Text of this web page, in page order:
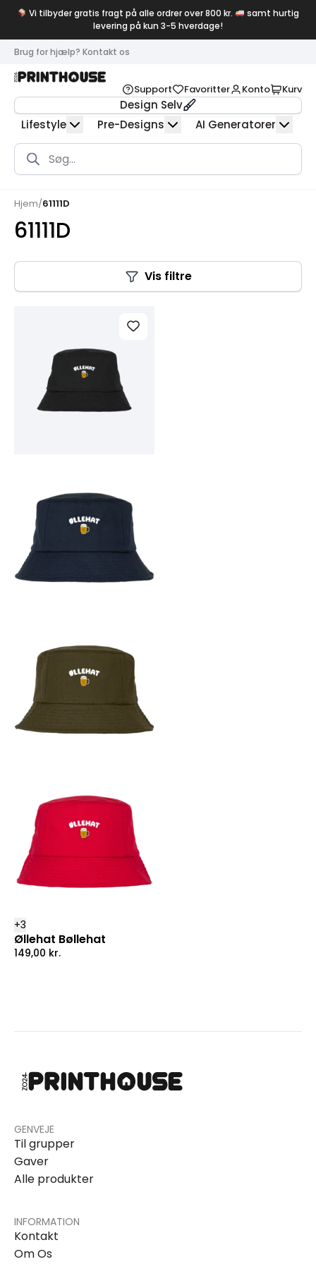
Vi tilbyder gratis fragt på alle ordrer over 800 kr.
samt hurtig
levering på kun 3-5 hverdage!
Brug for hjælp? Kontakt os
Support Favoritter Konto Kurv
Design Selv
Lifestyle
Pre-Designs AI Generatorer
Products
search
Hjem/61111D
61111D
Vis filtre
+3
Øllehat Bøllehat
149,00 kr.
GENVEJE
Til grupper
Gaver
Alle produkter
INFORMATION
Kontakt
Om Os